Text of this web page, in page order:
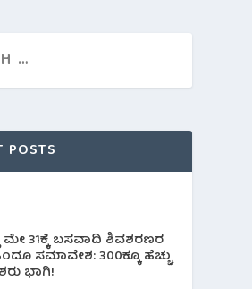
POSTS
ಮೇ 31ಕ್ಕೆ ಬಸವಾದಿ ಶಿವಶರಣರ
ಸಮಾವೇಶ: 300ಕ್ಕೂ ಹೆಚ್ಚು
ಭಾಗಿ!